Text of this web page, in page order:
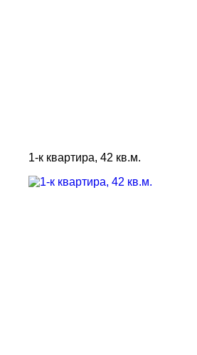
1-к квартира, 42 кв.м.